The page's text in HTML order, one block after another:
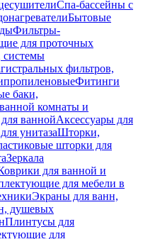
Спа-бассейны с
Бытовые
Фильтры-
для проточных
системы
фильтров,
Фитинги
баки,
комнаты и
ваннойАксессуары для
унитазаШторки,
шторки для
Зеркала
для ванной и
для мебели в
Экраны для ванн,
душевых
Плинтусы для
для